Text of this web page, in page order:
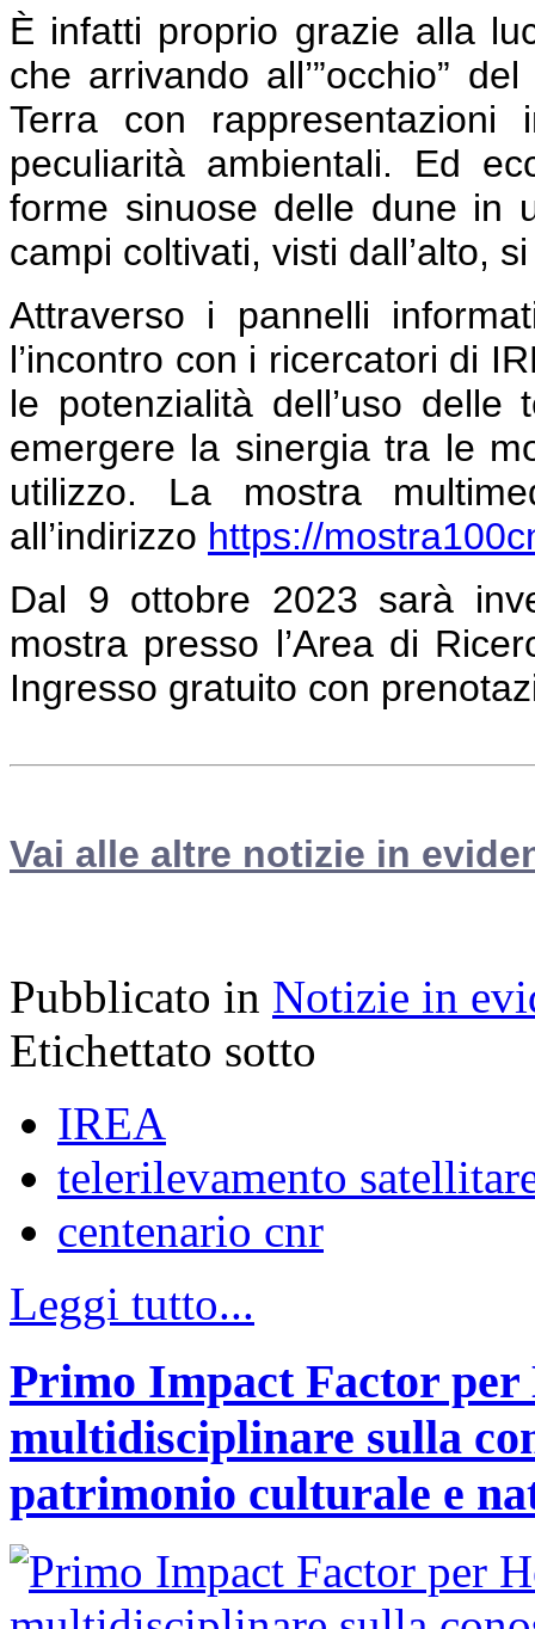
È infatti proprio grazie alla
che arrivando all’”occhio”
Terra con
peculiarità ambientali. Ed
forme sinuose delle dune in
campi coltivati, visti dall’alto,
Attraverso i pannelli
l’incontro con i ricercatori di
le potenzialità dell’uso delle
emergere la sinergia tra le
utilizzo. La mostra
all’indirizzo https://
Dal 9 ottobre 2023 sarà
mostra presso l’Area di
Ingresso gratuito con
Vai alle altre notizie in
Pubblicato in Notizie in
Etichettato sotto
IREA
telerilevamento
centenario cnr
Leggi tutto...
Primo Impact Factor
multidisciplinare sulla
patrimonio culturale e